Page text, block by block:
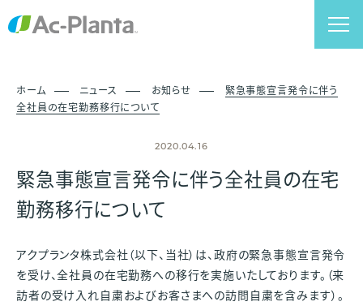
ホーム ニュース お知らせ
緊急事態宣言発令に伴う
全社員の在宅勤務移行について
2020.04.16
緊急事態宣言発令に伴う全社員の在宅
勤務移行について
アクプランタ株式会社（以下、当社）は、政府の緊急事態宣言発令
を受け、全社員の在宅勤務への移行を実施いたしております。（来
訪者の受け入れ自粛およびお客さまへの訪問自粛を含みます）。